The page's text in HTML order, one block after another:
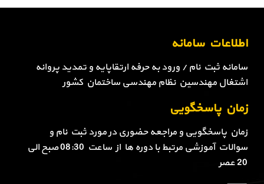
اطلاعات سامانه
سامانه ثبت نام / ورود به حرفه ارتقاپایه و تمدید پروانه
اشتغال مهندسین نظام مهندسی ساختمان کشور
زمان پاسخگویی
زمان پاسخگویی و مراجعه حضوری در مورد ثبت نام و
سوالات آموزشی مرتبط با دوره ها از ساعت 08:30 صبح الی
20 عصر